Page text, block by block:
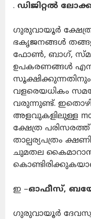
. ഡിജിറ്റൽ
ഗുരുവായൂർ
ഭകൃജനങ്ങൾ
ഫോൺ, ബാഗ്,
ഉപകരണങ്ങൾ
സൂക്ഷിക്കുന്നതിനും
വളരെയധികം
വരുന്നുണ്ട്. ഇതൊഴി
അളവുകളിലുള്ള
ക്ഷേത്ര
താല്പര്യപത്രം
ചുമതല കൈമാറാൻ
ഇ –ഓഫീസ്,
ഗുരുവായൂർ